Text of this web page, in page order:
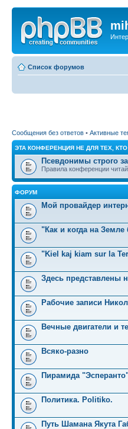
Список форумов
Сообщения без ответов • Активные
ЭТА КОНФЕРЕНЦИЯ НЕ ДЛЯ ТЕХ,
Псевдонимы строго
Правила конференции
ФОРУМ
Мой провайдер
"Как и когда на
"Kiel kaj kiam sur la
Здесь представлены
Рабочие записи
Вечные двигатели и
Всяко-разно
Пирамида
Политика. Politiko.
Путь Шамана Якута